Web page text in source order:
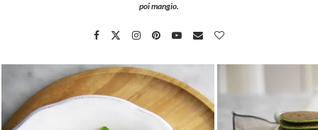
poi mangio.